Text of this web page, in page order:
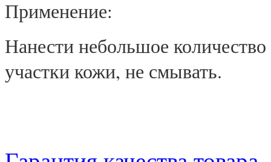
Применение:
Нанести небольшое
участки кожи, не смывать.